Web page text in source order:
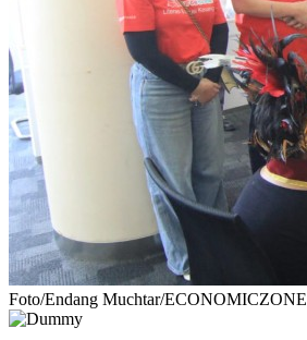
Foto/Endang Muchtar/ECONOMICZONE